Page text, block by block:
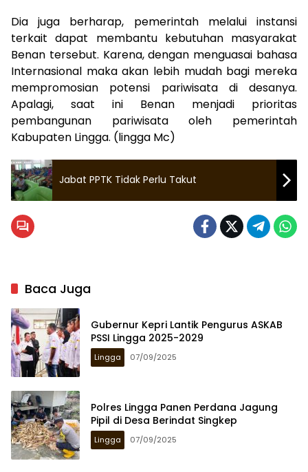
Dia juga berharap, pemerintah melalui instansi
terkait dapat membantu kebutuhan masyarakat
Benan tersebut. Karena, dengan menguasai bahasa
Internasional maka akan lebih mudah bagi mereka
mempromosian potensi pariwisata di desanya.
Apalagi, saat ini Benan menjadi prioritas
pembangunan pariwisata oleh pemerintah
Kabupaten Lingga. (lingga Mc)
Jabat PPTK Tidak Perlu Takut
Baca Juga
Gubernur Kepri Lantik Pengurus ASKAB
PSSI Lingga 2025-2029
Lingga 07/09/2025
Polres Lingga Panen Perdana Jagung
Pipil di Desa Berindat Singkep
Lingga 07/09/2025